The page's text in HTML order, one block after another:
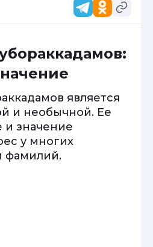
является
и необычной. Ее
значение
у многих
фамилий.